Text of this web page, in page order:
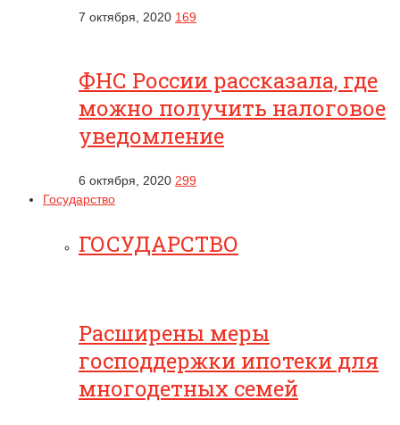
7 октября, 2020 169
ФНС России рассказала, где
можно получить налоговое
уведомление
6 октября, 2020 299
Государство
ГОСУДАРСТВО
Расширены меры
господдержки ипотеки для
многодетных семей